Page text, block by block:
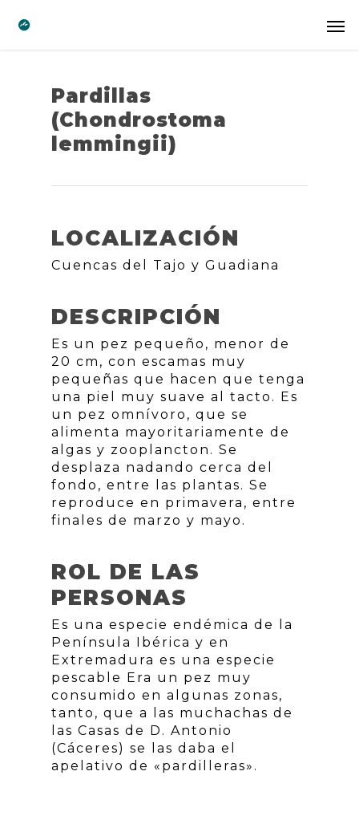
Pardillas
(Chondrostoma
lemmingii)
LOCALIZACIÓN
Cuencas del Tajo y Guadiana
DESCRIPCIÓN
Es un pez pequeño, menor de
20 cm, con escamas muy
pequeñas que hacen que tenga
una piel muy suave al tacto. Es
un pez omnívoro, que se
alimenta mayoritariamente de
algas y zooplancton. Se
desplaza nadando cerca del
fondo, entre las plantas. Se
reproduce en primavera, entre
finales de marzo y mayo.
ROL DE LAS
PERSONAS
Es una especie endémica de la
Península Ibérica y en
Extremadura es una especie
pescable Era un pez muy
consumido en algunas zonas,
tanto, que a las muchachas de
las Casas de D. Antonio
(Cáceres) se las daba el
apelativo de «pardilleras».